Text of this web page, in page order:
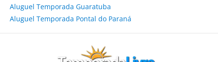
Aluguel Temporada Guaratuba
Aluguel Temporada Pontal do Paraná